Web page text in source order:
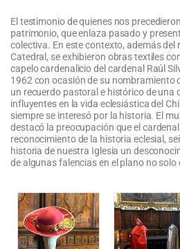
El testimonio de quienes nos
patrimonio, que enlaza pasado y
colectiva. En este contexto, además del
Catedral, se exhibieron obras textiles
capelo cardenalicio del cardenal Raúl
1962 con ocasión de su nombramiento
un recuerdo pastoral e histórico de una
influyentes en la vida eclesiástica del
siempre se interesó por la historia. El
destacó la preocupación que el
reconocimiento de la historia eclesial,
historia de nuestra Iglesia un
de algunas falencias en el plano no